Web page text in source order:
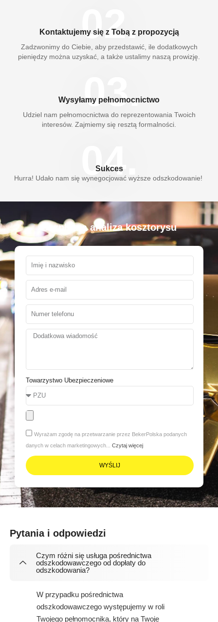
02.
Kontaktujemy się z Tobą z propozycją
Zadzwonimy do Ciebie, aby przedstawić, ile dodatkowych
pieniędzy można uzyskać, a także ustalimy naszą prowizję.
03.
Wysyłamy pełnomocnictwo
Udziel nam pełnomocnictwa do reprezentowania Twoich
interesów. Zajmiemy się resztą formalności.
04.
Sukces
Hurra! Udało nam się wynegocjować wyższe odszkodowanie!
Bezpłatna analiza kosztorysu
Towarzystwo Ubezpieczeniowe
Wyrażam zgodę na przetwarzanie przez BekerPolska podanych
danych w celach marketingowych... Czytaj więcej
WYŚLIJ
Pytania i odpowiedzi
Czym różni się usługa pośrednictwa
odszkodowawczego od dopłaty do
odszkodowania?
W przypadku pośrednictwa
odszkodowawczego występujemy w roli
Twojego pełnomocnika, który na Twoje